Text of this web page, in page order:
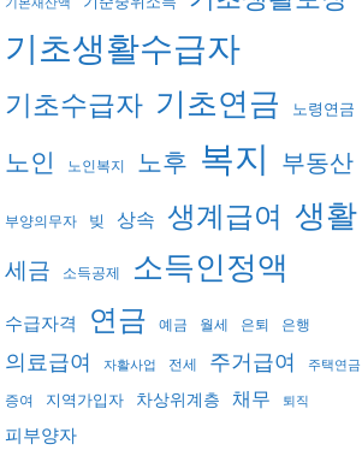
기초생활수급자
기초수급자 기초연금 노령연금
노인 노인복지 노후 복지 부동산
부양의무자 빚 상속 생계급여 생활
세금 소득공제 소득인정액
수급자격 연금 예금 월세 은퇴 은행
의료급여 자활사업 전세 주거급여 주택연금
증여 지역가입자 차상위계층 채무 퇴직
피부양자